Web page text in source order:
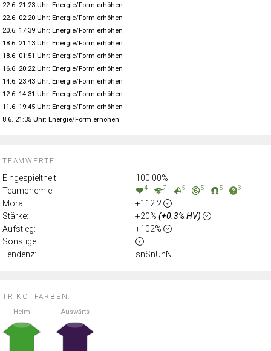
TRIKOTFARBEN:
Heim Auswärts
TEAMWERTE:
Eingespieltheit:
100.00%
Teamchemie:
4 7 5 5 5 3
Moral:
+112.2
Stärke:
+20% (+0.3% HV)
Aufstieg:
+102%
Sonstige:
Tendenz:
snSnUnN
22.6. 21:23 Uhr: Energie/Form erhöhen
22.6. 02:20 Uhr: Energie/Form erhöhen
20.6. 17:39 Uhr: Energie/Form erhöhen
18.6. 21:13 Uhr: Energie/Form erhöhen
18.6. 01:51 Uhr: Energie/Form erhöhen
16.6. 20:22 Uhr: Energie/Form erhöhen
14.6. 23:43 Uhr: Energie/Form erhöhen
12.6. 14:31 Uhr: Energie/Form erhöhen
11.6. 19:45 Uhr: Energie/Form erhöhen
8.6. 21:35 Uhr: Energie/Form erhöhen